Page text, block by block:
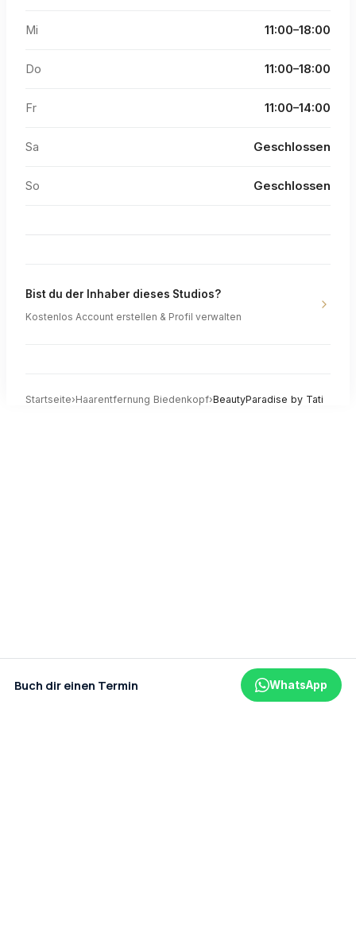
Mi 11:00–18:00
Do 11:00–18:00
Fr 11:00–14:00
Sa Geschlossen
So Geschlossen
Bist du der Inhaber dieses Studios?
Kostenlos Account erstellen & Profil verwalten
Startseite›Haarentfernung Biedenkopf›BeautyParadise by Tati
Buch dir einen Termin WhatsApp